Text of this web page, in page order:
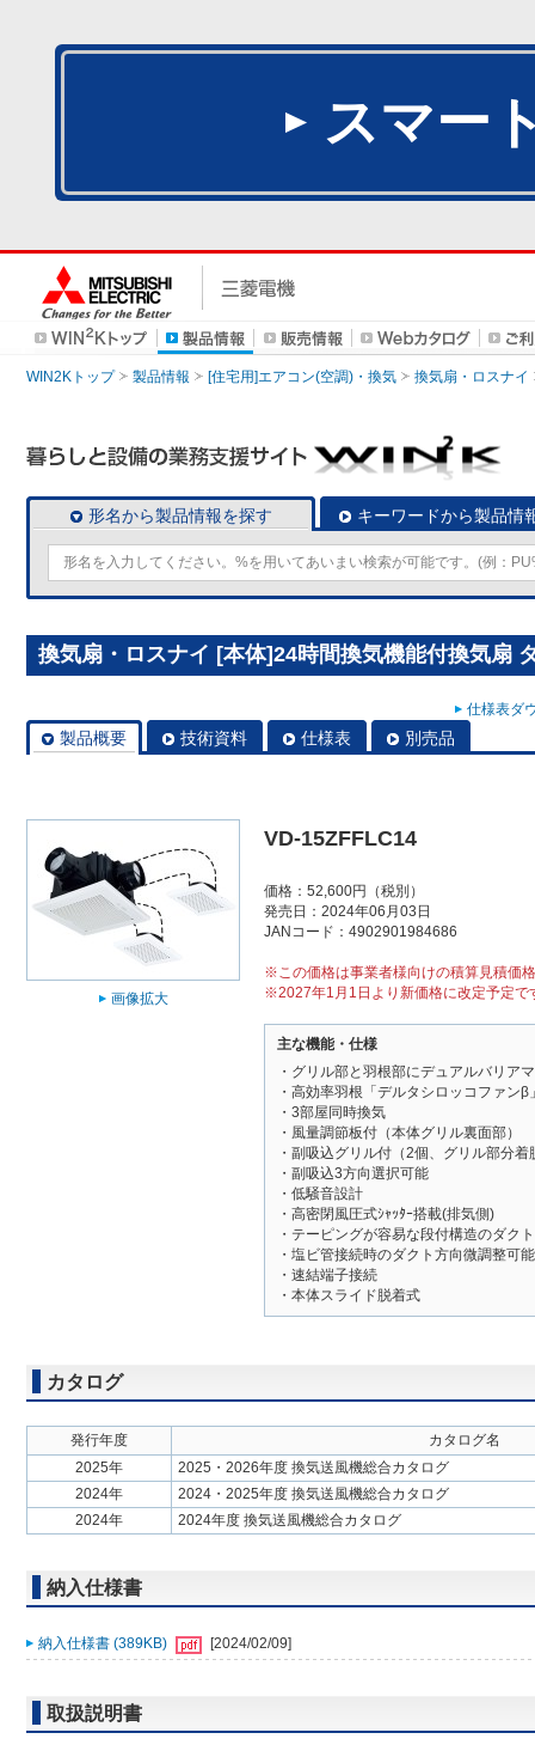
スマー
WIN2Kトップ 製品情報 [住宅用]エアコン(空調)・換気 換気扇・ロスナイ
形名から製品情報を探す キーワードから製品情
換気扇・ロスナイ [本体]24時間換気機能付換気扇
仕様表ダ
製品概要 技術資料 仕様表 別売品
画像拡大
VD-15ZFFLC14
価格：52,600円（税別）
発売日：2024年06月03日
JANコード：4902901984686
※この価格は事業者様向けの積算見積価
※2027年1月1日より新価格に改定予定で
主な機能・仕様
・グリル部と羽根部にデュアルバリア
・高効率羽根「デルタシロッコファンβ
・3部屋同時換気
・風量調節板付（本体グリル裏面部）
・副吸込グリル付（2個、グリル部分着
・副吸込3方向選択可能
・低騒音設計
・高密閉風圧式ｼｬｯﾀｰ搭載(排気側)
・テーピングが容易な段付構造のダク
・塩ビ管接続時のダクト方向微調整可
・速結端子接続
・本体スライド脱着式
カタログ
発行年度
カタログ名
2025年
2025・2026年度 換気送風機総合カタログ
2024年
2024・2025年度 換気送風機総合カタログ
2024年
2024年度 換気送風機総合カタログ
納入仕様書
納入仕様書 (389KB) [2024/02/09]
取扱説明書